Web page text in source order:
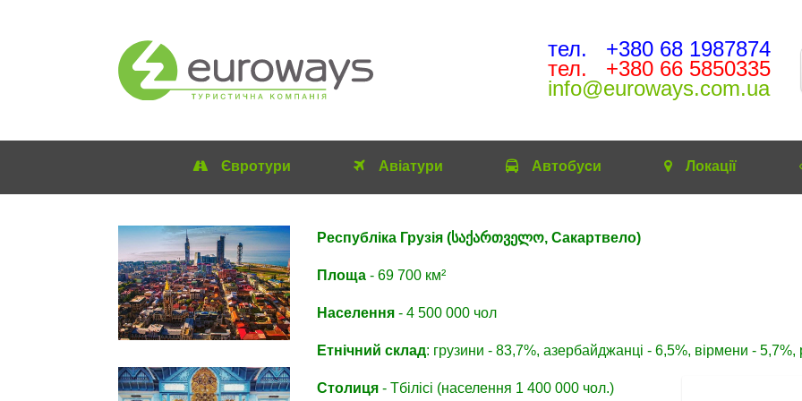
тел. +380 68 1987874
тел. +380 66 5850335
info@euroways.com.ua
Євротури Авіатури Автобуcи Локації
Республіка Грузія (საქართველო, Сакартвело)
Площа - 69 700 км²
Населення - 4 500 000 чол
Етнічний склад: грузини - 83,7%, азербайджанці - 6,5%, вірмени - 5,7%,
Столиця - Тбілісі (населення 1 400 000 чол.)